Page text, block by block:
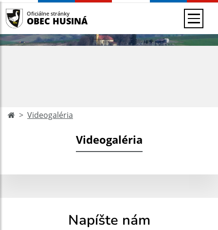
Oficiálne stránky
OBEC HUSINÁ
Videogaléria
Videogaléria
Napíšte nám